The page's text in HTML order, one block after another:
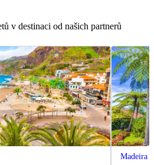
v destinaci od našich partnerů
Madeira